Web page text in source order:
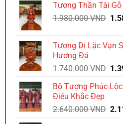
Tượng Thần Tài
1.980.000VND Giá
Tượng Di Lặc Vạn
Hương Đá
1.740.000VND Giá
là:
Bộ Tượng Phúc
Điêu Khắc Đẹp
2.640.000VND Giá